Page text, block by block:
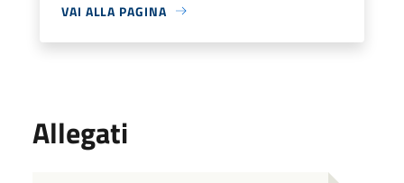
VAI ALLA PAGINA
Allegati